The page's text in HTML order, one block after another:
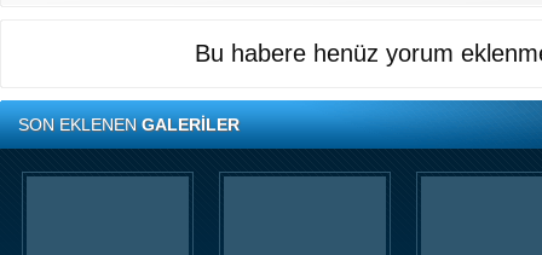
Bu habere henüz yorum
SON EKLENENGALERİLER